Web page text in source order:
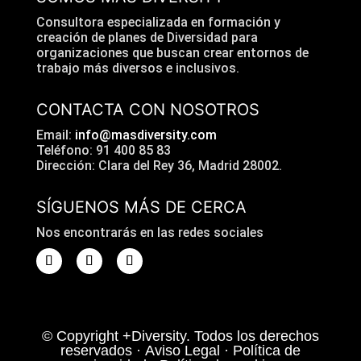
Consultora especializada en formación y
creación de planes de Diversidad para
organizaciones que buscan crear entornos de
trabajo más diversos e inclusivos.
CONTACTA CON NOSOTROS
Email: info@masdiversity.com
Teléfono: 91 400 85 83
Dirección: Clara del Rey 36, Madrid 28002.
SÍGUENOS MÁS DE CERCA
Nos encontrarás en las redes sociales
© Copyright +Diversity. Todos los derechos
reservados · Aviso Legal · Política de